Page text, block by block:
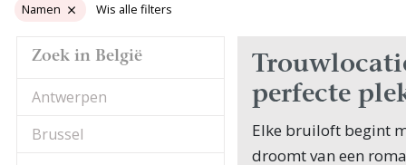
Namen Wis alle filters
Zoek in België
Antwerpen
Brussel
perfecte
Elke bruiloft begint
droomt van een